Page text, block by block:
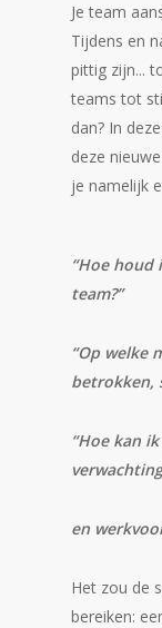
Je team
Tijdens en
pittig zijn...
teams tot
dan? In
deze
je namelijk
“Hoe
team?”
“Op welke
betrokken,
“Hoe kan
en
Het zou de
bereiken: